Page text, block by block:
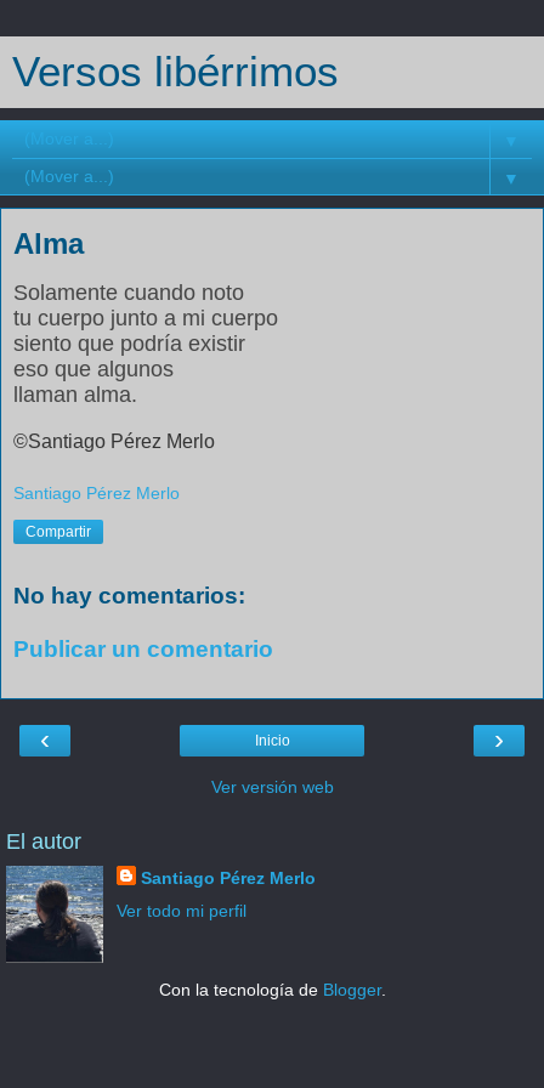
Versos libérrimos
▼
▼
Alma
Solamente cuando noto
tu cuerpo junto a mi cuerpo
siento que podría existir
eso que algunos
llaman alma.
©Santiago Pérez Merlo
Santiago Pérez Merlo
Compartir
No hay comentarios:
Publicar un comentario
‹ ›
Inicio
Ver versión web
El autor
Santiago Pérez Merlo
Ver todo mi perfil
Con la tecnología de Blogger.